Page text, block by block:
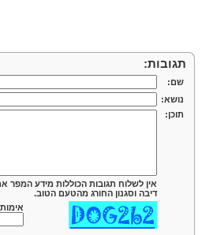
תגובות:
שם:
נושא:
תוכן:
אין לשלוח תגובות הכוללות מידע המפר
דיבה וסגנון החורג מהטעם הטוב.